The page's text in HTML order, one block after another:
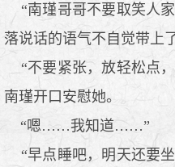
“南瑾哥哥不要取笑人
落说话的语气不自觉带上
“不要紧张，放轻松点
南瑾开口安慰她。
“嗯……我知道……”
“早点睡吧，明天还要